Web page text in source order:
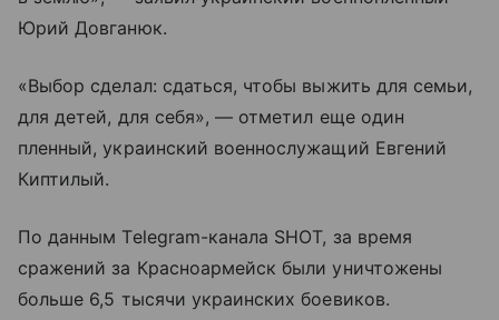
Юрий Довганюк.
«Выбор сделал: сдаться, чтобы выжить для семьи,
для детей, для себя», — отметил еще один
пленный, украинский военнослужащий Евгений
Киптилый.
По данным Telegram-канала SHOT, за время
сражений за Красноармейск были уничтожены
больше 6,5 тысячи украинских боевиков.